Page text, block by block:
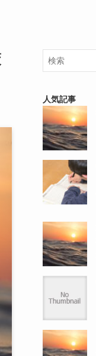
人気記事